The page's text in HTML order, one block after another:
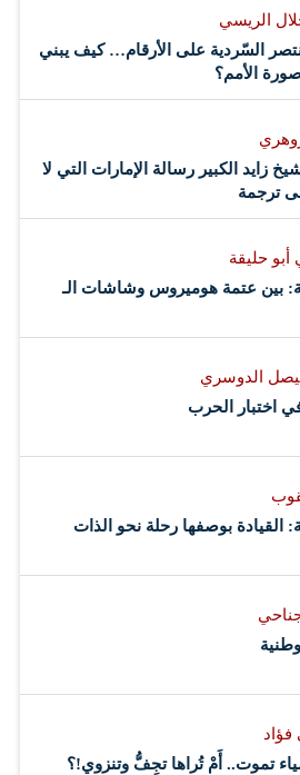
الريسي
السّردية على الأرقام… كيف يبني
صورة الأمم؟
زايد الكبير رسالة الإمارات التي لا
ترجمة
أبو حليقة
بين عتمة هوميروس وشاشات الـ
الدوسري
في اختبار الحرب
القيادة بوصفها رحلة نحو الذات
وطنية
فؤاد
تموت.. أَمْ تُراها تجِفُّ وتنزوي!؟